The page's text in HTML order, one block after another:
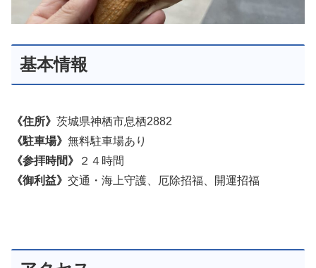
基本情報
《住所》 茨城県神栖市息栖2882
《駐車場》 無料駐車場あり
《参拝時間》
２４時間
《御利益》 交通・海上守護、厄除招福、開運招福